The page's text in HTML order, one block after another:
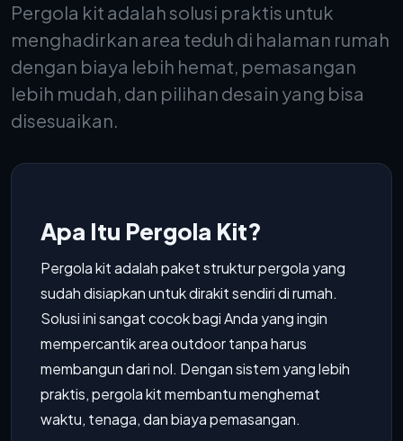
Pergola kit adalah solusi praktis untuk
menghadirkan area teduh di halaman rumah
dengan biaya lebih hemat, pemasangan
lebih mudah, dan pilihan desain yang bisa
disesuaikan.
Apa Itu Pergola Kit?
Pergola kit adalah paket struktur pergola yang
sudah disiapkan untuk dirakit sendiri di rumah.
Solusi ini sangat cocok bagi Anda yang ingin
mempercantik area outdoor tanpa harus
membangun dari nol. Dengan sistem yang lebih
praktis, pergola kit membantu menghemat
waktu, tenaga, dan biaya pemasangan.